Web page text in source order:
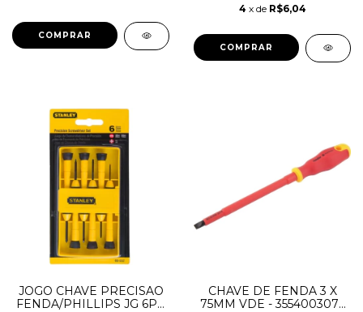
4 x de R$6,04
JOGO CHAVE PRECISAO
FENDA/PHILLIPS JG 6PC
CHAVE DE FENDA 3 X
75MM VDE - 3554003075